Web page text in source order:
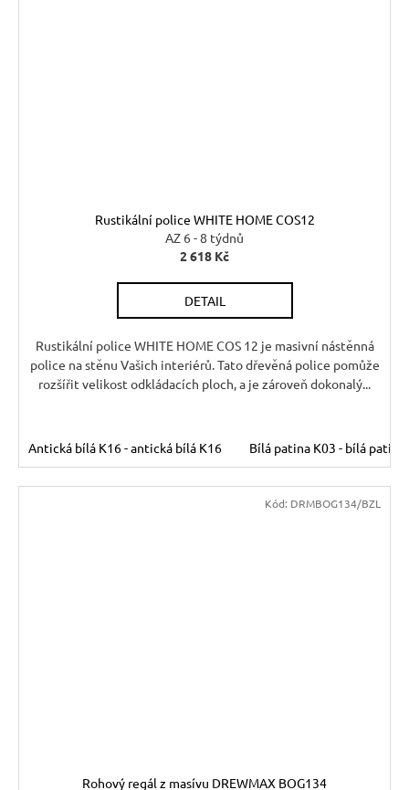
Rustikální police WHITE HOME COS12
AZ 6 - 8 týdnů
2 618 Kč
DETAIL
Rustikální police WHITE HOME COS 12 je masivní nástěnná
police na stěnu Vašich interiérů. Tato dřevěná police pomůže
rozšířit velikost odkládacích ploch, a je zároveň dokonalý...
Antická bílá K16 - antická bílá K16 Bílá patina K03 - bílá patina
Rohový regál z masívu DREWMAX BOG134
Kód: DRMBOG134/BZL